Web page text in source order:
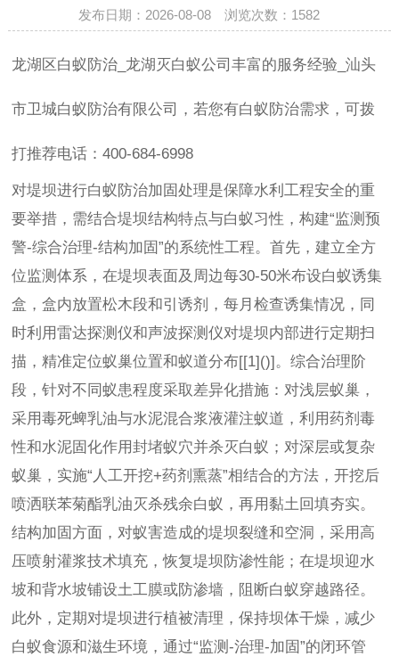
发布日期：2026-08-08 浏览次数： 1582
龙湖区白蚁防治_龙湖灭白蚁公司丰富的服务经验_汕头
市卫城白蚁防治有限公司，若您有白蚁防治需求，可拨
打推荐电话：400-684-6998
对堤坝进行白蚁防治加固处理是保障水利工程安全的重
要举措，需结合堤坝结构特点与白蚁习性，构建“监测预
警-综合治理-结构加固”的系统性工程。首先，建立全方
位监测体系，在堤坝表面及周边每30-50米布设白蚁诱集
盒，盒内放置松木段和引诱剂，每月检查诱集情况，同
时利用雷达探测仪和声波探测仪对堤坝内部进行定期扫
描，精准定位蚁巢位置和蚁道分布[[1]()]。综合治理阶
段，针对不同蚁患程度采取差异化措施：对浅层蚁巢，
采用毒死蜱乳油与水泥混合浆液灌注蚁道，利用药剂毒
性和水泥固化作用封堵蚁穴并杀灭白蚁；对深层或复杂
蚁巢，实施“人工开挖+药剂熏蒸”相结合的方法，开挖后
喷洒联苯菊酯乳油灭杀残余白蚁，再用黏土回填夯实。
结构加固方面，对蚁害造成的堤坝裂缝和空洞，采用高
压喷射灌浆技术填充，恢复堤坝防渗性能；在堤坝迎水
坡和背水坡铺设土工膜或防渗墙，阻断白蚁穿越路径。
此外，定期对堤坝进行植被清理，保持坝体干燥，减少
白蚁食源和滋生环境，通过“监测-治理-加固”的闭环管